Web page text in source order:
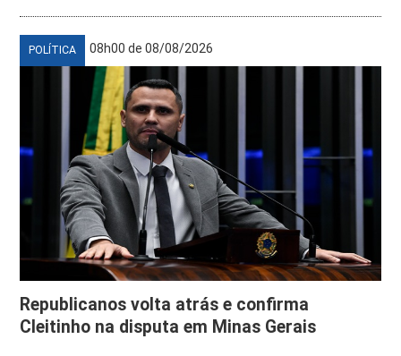
POLÍTICA 08h00 de 08/08/2026
Republicanos volta atrás e confirma
Cleitinho na disputa em Minas Gerais